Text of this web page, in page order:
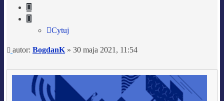
Cytuj
Cytuj
Post
autor: BogdanK » 30 maja 2021, 11:54